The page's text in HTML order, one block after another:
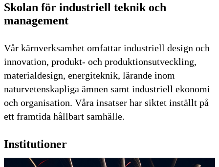
Skolan för industriell teknik och
management
Vår kärnverksamhet omfattar industriell design och
innovation, produkt- och produktionsutveckling,
materialdesign, energiteknik, lärande inom
naturvetenskapliga ämnen samt industriell ekonomi
och organisation. Våra insatser har siktet inställt på
ett framtida hållbart samhälle.
Institutioner